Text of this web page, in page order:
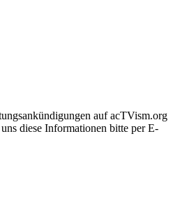
auf acTVism.org
diese Informationen bitte per E-